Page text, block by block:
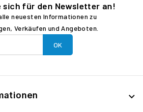
sich für den Newsletter an!
neuesten Informationen zu
Verkäufen und Angeboten.
